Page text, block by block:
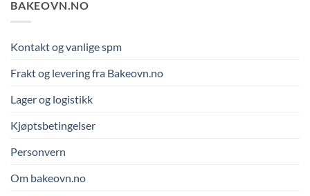
BAKEOVN.NO
Kontakt og vanlige spm
Frakt og levering fra Bakeovn.no
Lager og logistikk
Kjøptsbetingelser
Personvern
Om bakeovn.no